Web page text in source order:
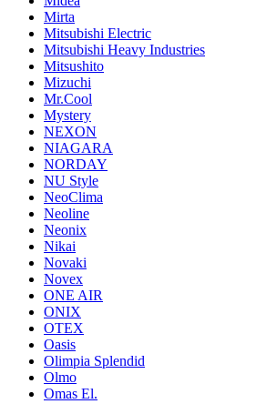
Mirta
Mitsubishi Electric
Mitsubishi Heavy Industries
Mitsushito
Mizuchi
Mr.Cool
Mystery
NEXON
NIAGARA
NORDAY
NU Style
NeoClima
Neoline
Neonix
Nikai
Novaki
Novex
ONE AIR
ONIX
OTEX
Oasis
Olimpia Splendid
Olmo
Omas El.